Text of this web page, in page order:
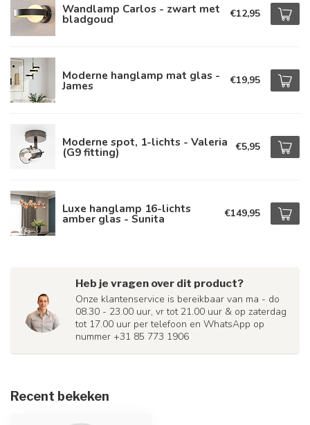
Wandlamp Carlos - zwart met
bladgoud €12,95
Moderne hanglamp mat glas -
James €19,95
Moderne spot, 1-lichts - Valeria
(G9 fitting) €5,95
Luxe hanglamp 16-lichts
amber glas - Sunita €149,95
Heb je vragen over dit product?
Onze klantenservice is bereikbaar van ma - do
08.30 - 23.00 uur, vr tot 21.00 uur & op zaterdag
tot 17.00 uur per telefoon en WhatsApp op
nummer +31 85 773 1906
Recent bekeken